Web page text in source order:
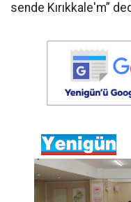
sende Kırıkkale'm”